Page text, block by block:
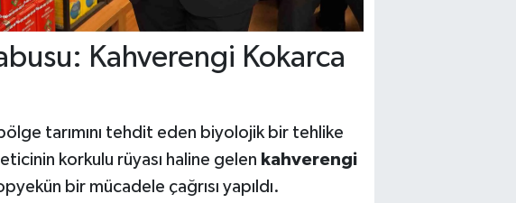
Kahverengi Kokarca
tarımını tehdit eden biyolojik bir tehlike
korkulu rüyası haline gelen kahverengi
bir mücadele çağrısı yapıldı.